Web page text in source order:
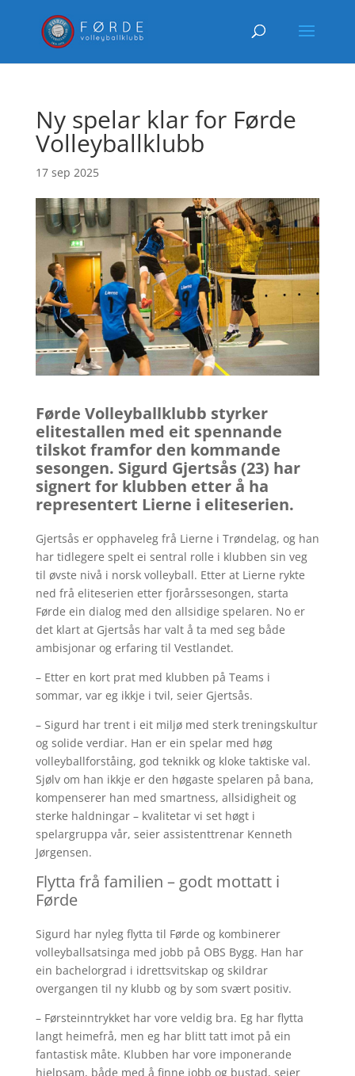
Ny spelar klar for Førde
Volleyballklubb
17 sep 2025
Førde Volleyballklubb styrker
elitestallen med eit spennande
tilskot framfor den kommande
sesongen. Sigurd Gjertsås (23) har
signert for klubben etter å ha
representert Lierne i eliteserien.
Gjertsås er opphaveleg frå Lierne i Trøndelag, og han
har tidlegere spelt ei sentral rolle i klubben sin veg
til øvste nivå i norsk volleyball. Etter at Lierne rykte
ned frå eliteserien etter fjorårssesongen, starta
Førde ein dialog med den allsidige spelaren. No er
det klart at Gjertsås har valt å ta med seg både
ambisjonar og erfaring til Vestlandet.
– Etter en kort prat med klubben på Teams i
sommar, var eg ikkje i tvil, seier Gjertsås.
– Sigurd har trent i eit miljø med sterk treningskultur
og solide verdiar. Han er ein spelar med høg
volleyballforståing, god teknikk og kloke taktiske val.
Sjølv om han ikkje er den høgaste spelaren på bana,
kompenserer han med smartness, allsidigheit og
sterke haldningar – kvalitetar vi set høgt i
spelargruppa vår, seier assistenttrenar Kenneth
Jørgensen.
Flytta frå familien – godt mottatt i
Førde
Sigurd har nyleg flytta til Førde og kombinerer
volleyballsatsinga med jobb på OBS Bygg. Han har
ein bachelorgrad i idrettsvitskap og skildrar
overgangen til ny klubb og by som svært positiv.
– Førsteinntrykket har vore veldig bra. Eg har flytta
langt heimefrå, men eg har blitt tatt imot på ein
fantastisk måte. Klubben har vore imponerande
hjelpsam, både med å finne jobb og bustad, seier